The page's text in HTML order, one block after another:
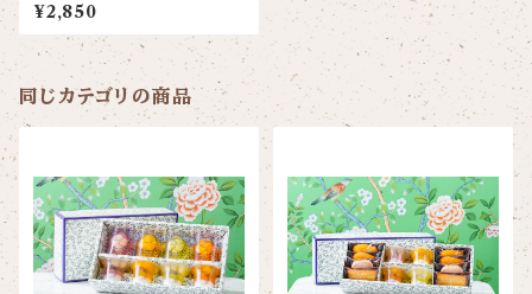
¥2,850
同じカテゴリの商品